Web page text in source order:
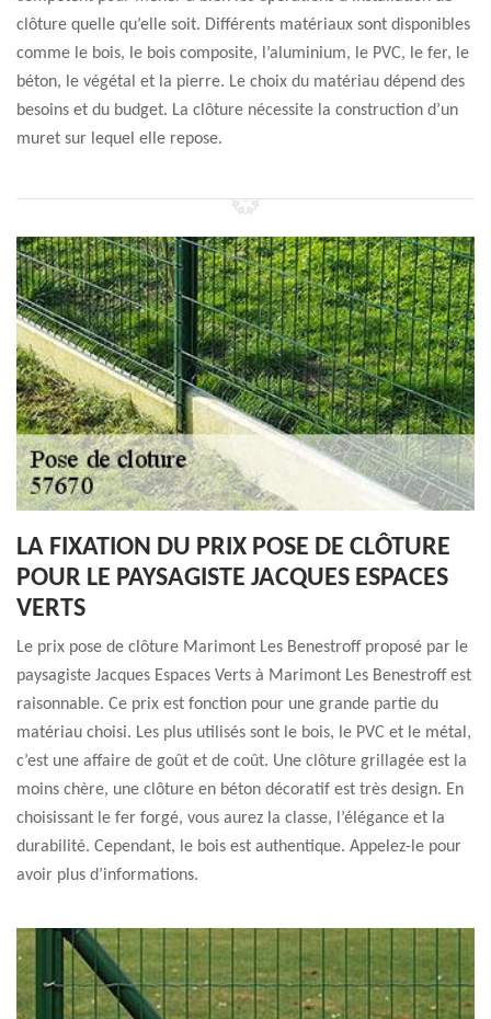
clôture quelle qu’elle soit. Différents matériaux sont disponibles
comme le bois, le bois composite, l’aluminium, le PVC, le fer, le
béton, le végétal et la pierre. Le choix du matériau dépend des
besoins et du budget. La clôture nécessite la construction d’un
muret sur lequel elle repose.
LA FIXATION DU PRIX POSE DE CLÔTURE
POUR LE PAYSAGISTE JACQUES ESPACES
VERTS
Le prix pose de clôture Marimont Les Benestroff proposé par le
paysagiste Jacques Espaces Verts à Marimont Les Benestroff est
raisonnable. Ce prix est fonction pour une grande partie du
matériau choisi. Les plus utilisés sont le bois, le PVC et le métal,
c’est une affaire de goût et de coût. Une clôture grillagée est la
moins chère, une clôture en béton décoratif est très design. En
choisissant le fer forgé, vous aurez la classe, l’élégance et la
durabilité. Cependant, le bois est authentique. Appelez-le pour
avoir plus d’informations.